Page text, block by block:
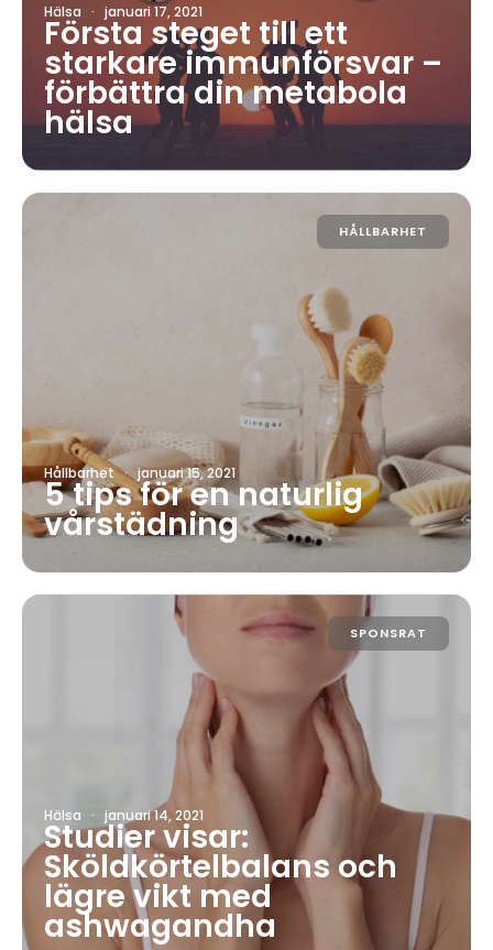
Hälsa · januari 17, 2021
Första steget till ett
starkare immunförsvar –
förbättra din metabola
hälsa
HÅLLBARHET
Hållbarhet · januari 15, 2021
5 tips för en naturlig
vårstädning
SPONSRAT
Hälsa · januari 14, 2021
Studier visar:
Sköldkörtelbalans och
lägre vikt med
ashwagandha